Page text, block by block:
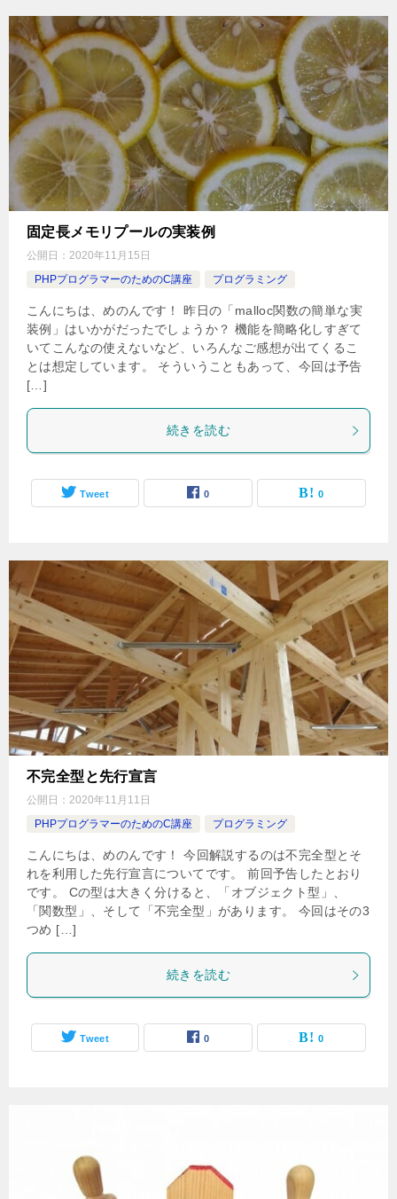
固定長メモリプールの実装例
公開日： 2020年11月15日
PHPプログラマーのためのC講座
プログラミング
こんにちは、めのんです！ 昨日の「malloc関数の簡単な実
装例」はいかがだったでしょうか？ 機能を簡略化しすぎて
いてこんなの使えないなど、いろんなご感想が出てくるこ
とは想定しています。 そういうこともあって、今回は予告
[…]
続きを読む
Tweet 0 0
不完全型と先行宣言
公開日： 2020年11月11日
PHPプログラマーのためのC講座
プログラミング
こんにちは、めのんです！ 今回解説するのは不完全型とそ
れを利用した先行宣言についてです。 前回予告したとおり
です。 Cの型は大きく分けると、「オブジェクト型」、
「関数型」、そして「不完全型」があります。 今回はその3
つめ […]
続きを読む
Tweet 0 0